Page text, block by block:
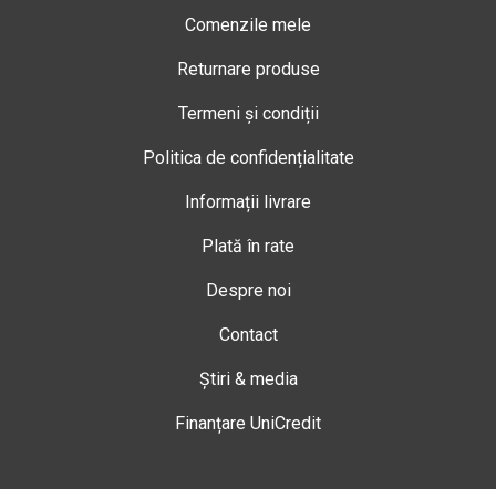
Comenzile mele
Returnare produse
Termeni și condiții
Politica de confidențialitate
Informații livrare
Plată în rate
Despre noi
Contact
Știri & media
Finanțare UniCredit